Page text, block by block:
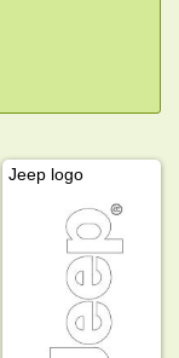
Jeep logo